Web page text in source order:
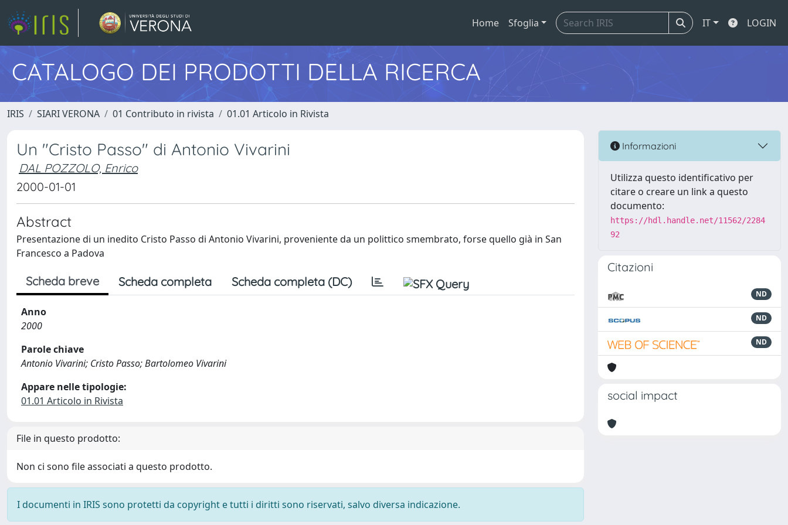
Home Sfoglia IT LOGIN
CATALOGO DEI PRODOTTI DELLA RICERCA
IRIS SIARI VERONA 01 Contributo in rivista 01.01 Articolo in Rivista
Un "Cristo Passo" di Antonio Vivarini
DAL POZZOLO, Enrico
2000-01-01
Abstract
Presentazione di un inedito Cristo Passo di Antonio Vivarini, proveniente da un polittico smembrato, forse quello già in San
Francesco a Padova
Scheda breve Scheda completa Scheda completa (DC)
Anno
2000
Parole chiave
Antonio Vivarini; Cristo Passo; Bartolomeo Vivarini
Appare nelle tipologie:
01.01 Articolo in Rivista
File in questo prodotto:
Non ci sono file associati a questo prodotto.
I documenti in IRIS sono protetti da copyright e tutti i diritti sono riservati, salvo diversa indicazione.
Informazioni
Utilizza questo identificativo per
citare o creare un link a questo
documento:
https://hdl.handle.net/11562/2284
92
Citazioni
ND
ND
ND
social impact